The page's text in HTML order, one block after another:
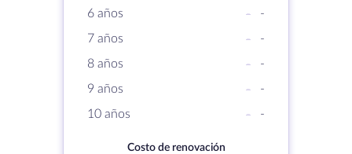
6 años
-
-
7 años
-
-
8 años
-
-
9 años
-
-
10 años
- -
Costo de renovación